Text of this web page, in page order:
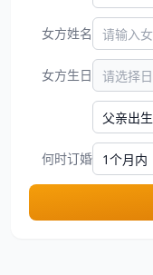
女方姓名
女方生日
何时订婚